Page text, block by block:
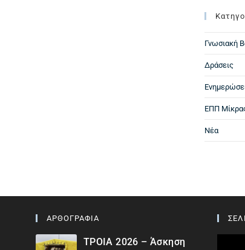
Γνωσιακή
Δράσεις
ΕΠΠ
Νέα
ΑΡΘΟΓΡΑΦΙΑ
ΤΡΟΙΑ 2026 – Άσκηση